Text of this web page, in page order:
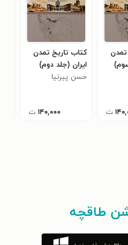
تمدن
ت
کتاب تاریخ تمدن
ایران (جلد دوم)
حسن پیرنیا
۱۴۰,۰۰۰ ت
طاقچه